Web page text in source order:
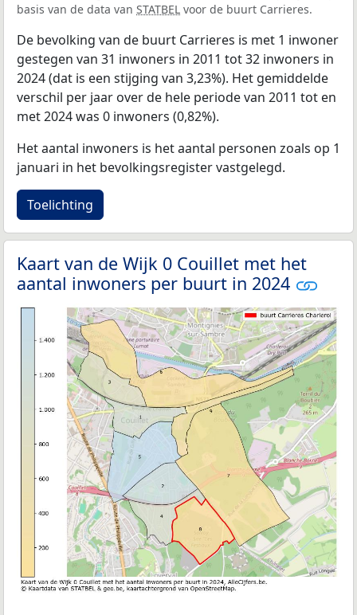
basis van de data van STATBEL voor de buurt Carrieres.
De bevolking van de buurt Carrieres is met 1 inwoner
gestegen van 31 inwoners in 2011 tot 32 inwoners in
2024 (dat is een stijging van 3,23%). Het gemiddelde
verschil per jaar over de hele periode van 2011 tot en
met 2024 was 0 inwoners (0,82%).
Het aantal inwoners is het aantal personen zoals op 1
januari in het bevolkingsregister vastgelegd.
Toelichting
Kaart van de Wijk 0 Couillet met het
aantal inwoners per buurt in 2024